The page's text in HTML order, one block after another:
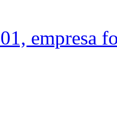
empresa